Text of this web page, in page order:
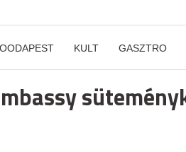
KULT GASZTRO